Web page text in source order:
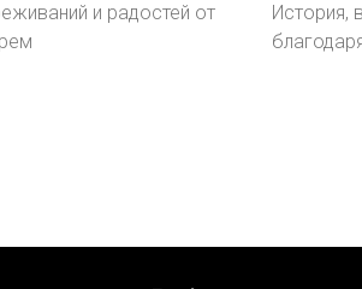
и радостей от
История,